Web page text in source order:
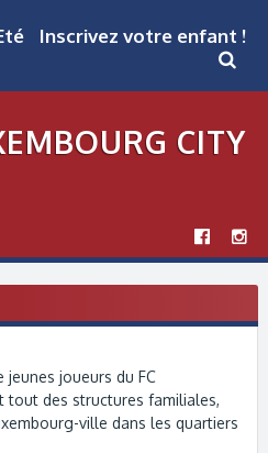
Inscrivez votre enfant !
CITY
joueurs du FC
tout des structures familiales,
ville dans les quartiers